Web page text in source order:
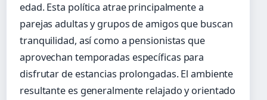
edad. Esta política atrae principalmente a
parejas adultas y grupos de amigos que buscan
tranquilidad, así como a pensionistas que
aprovechan temporadas específicas para
disfrutar de estancias prolongadas. El ambiente
resultante es generalmente relajado y orientado